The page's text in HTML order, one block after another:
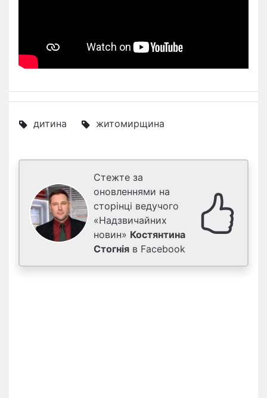
дитина житомирщина
Стежте за
оновленнями на
сторінці ведучого
«Надзвичайних
новин» Костянтина
Стогнія в Facebook